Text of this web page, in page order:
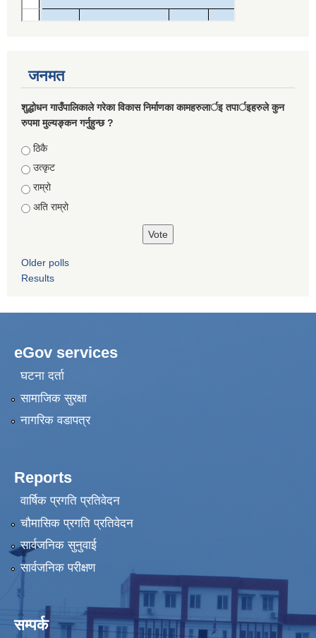
जनमत
शुद्धोधन गाउँपालिकाले गरेका विकास निर्माणका कामहरुलार्इ तपार्इहरुले कुन
रुपमा मुल्यङ्कन गर्नुहुन्छ ?
Choices
ठिकै
उत्कृट
राम्रो
अति राम्रो
Older polls
Results
eGov services
घटना दर्ता
सामाजिक सुरक्षा
नागरिक वडापत्र
Reports
वार्षिक प्रगति प्रतिवेदन
चौमासिक प्रगति प्रतिवेदन
सार्वजनिक सुनुवाई
सार्वजनिक परीक्षण
सम्पर्क